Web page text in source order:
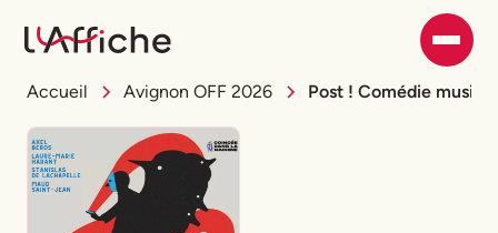
Accueil Avignon OFF 2026 Post ! Comédie